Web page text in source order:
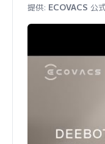
提供: ECOVACS 公